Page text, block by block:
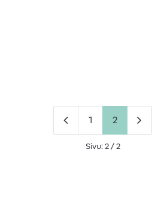
1 2
Sivu: 2 / 2